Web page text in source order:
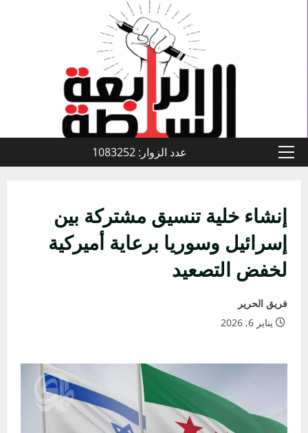
القائمة
عدد الزوار: 1083252
إنشاء خلية تنسيق مشتركة بين
إسرائيل وسوريا برعاية أميركية
لخفض التصعيد
فريق الحرير
يناير 6, 2026